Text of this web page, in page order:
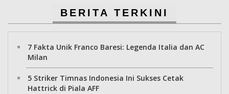
BERITA TERKINI
7 Fakta Unik Franco Baresi: Legenda Italia dan AC
Milan
5 Striker Timnas Indonesia Ini Sukses Cetak
Hattrick di Piala AFF